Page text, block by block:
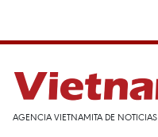
AGENCIA VIETNAMITA DE NOTICIAS